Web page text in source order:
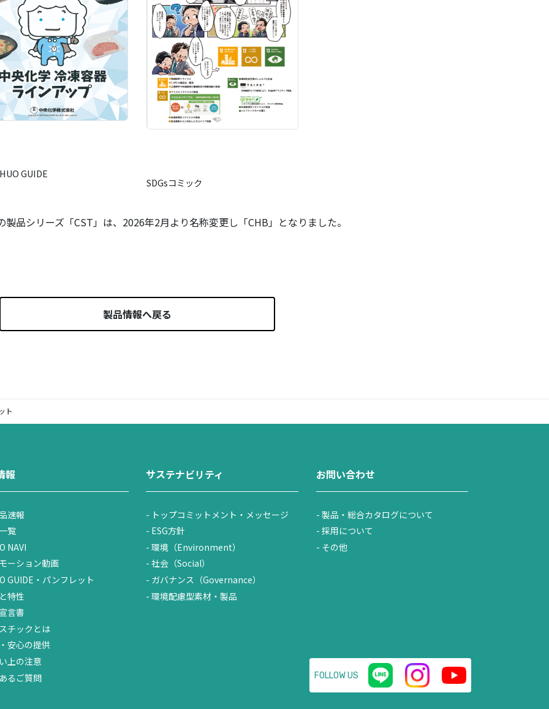
GUIDE
SDGsコミック
品シリーズ「CST」は、2026年2月より名称変更し「CHB」となりました。
製品情報へ戻る
ト
報
速報
覧
NAVI
ーション動画
GUIDE・パンフレット
特性
言書
チックとは
安心の提供
上の注意
るご質問
サステナビリティ
トップコミットメント・メッセージ
ESG方針
環境（Environment）
社会（Social）
ガバナンス（Governance）
環境配慮型素材・製品
お問い合わせ
製品・総合カタログについて
採用について
その他
FOLLOW US